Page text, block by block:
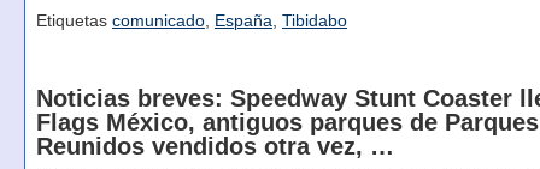
Etiquetas comunicado, España, Tibidabo
Noticias breves: Speedway Stunt Coaster
Flags México, antiguos parques de Parques
Reunidos vendidos otra vez, …